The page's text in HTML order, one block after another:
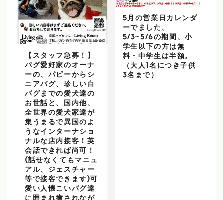
【スタッフ急募！】
パグ愛好家のオーナ
ーの、パピーからシ
ニアパグ、珍しい白
パグまでの愛犬達の
お世話と、国内他、
全世界の愛犬家達が
集うまるで異国のよ
うなインターナショ
ナルな店内接客！英
会話できれば尚可！
(話せなくてもマニュ
アル、ジェスチャー
等で接客できます)可
愛い人懐こいパグ達
に囲まれ癒されなが
5月の営業日カレンダ
ーでました。
5/3~5/6の期間、小
学生以下の方は無
料・中学生は半額。
（大人1名につき子供
3名まで）